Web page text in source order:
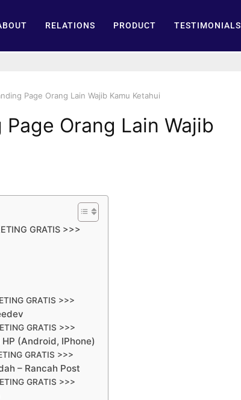
RELATIONS PRODUCT TESTIMONIALS
Page Orang Lain Wajib Kamu Ketahui
Orang Lain Wajib
GRATIS >>>
GRATIS >>>
GRATIS >>>
(Android, IPhone)
GRATIS >>>
– Rancah Post
GRATIS >>>